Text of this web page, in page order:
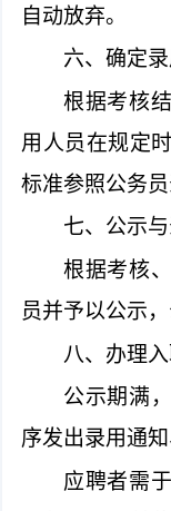
自动放弃。
六、确定
根据考核
用人员在规定
标准参照公务
七、公示
根据考核
员并予以公示
八、办理
公示期满
序发出录用通
应聘者需